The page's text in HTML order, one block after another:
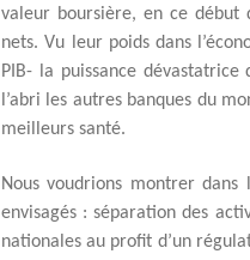
valeur boursière, en ce début
nets. Vu leur poids dans
PIB- la puissance
l’abri les autres banques du
meilleurs santé.
Nous voudrions montrer
envisagés : séparation des
nationales au profit d’un